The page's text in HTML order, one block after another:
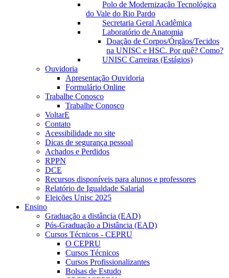
Polo de Modernização Tecnológica
do Vale do Rio Pardo
Secretaria Geral Acadêmica
Laboratório de Anatomia
Doação de Corpos/Órgãos/Tecidos
na UNISC e HSC. Por quê? Como?
UNISC Carreiras (Estágios)
Ouvidoria
Apresentação Ouvidoria
Formulário Online
Trabalhe Conosco
Trabalhe Conosco
VoltarE
Contato
Acessibilidade no site
Dicas de segurança pessoal
Achados e Perdidos
RPPN
DCE
Recursos disponíveis para alunos e professores
Relatório de Igualdade Salarial
Eleições Unisc 2025
Ensino
Graduação a distância (EAD)
Pós-Graduação a Distância (EAD)
Cursos Técnicos - CEPRU
O CEPRU
Cursos Técnicos
Cursos Profissionalizantes
Bolsas de Estudo